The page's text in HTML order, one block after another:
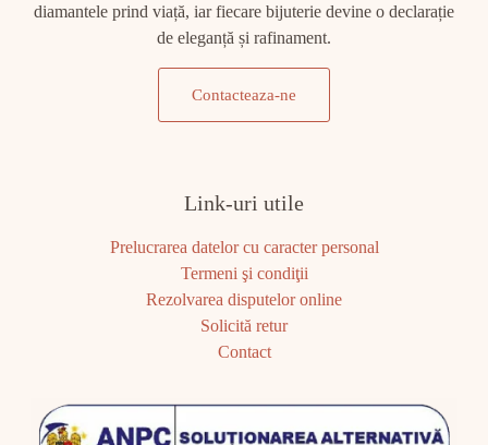
diamantele prind viață, iar fiecare bijuterie devine o declarație
de eleganță și rafinament.
Contacteaza-ne
Link-uri utile
Prelucrarea datelor cu caracter personal
Termeni şi condiţii
Rezolvarea disputelor online
Solicită retur
Contact